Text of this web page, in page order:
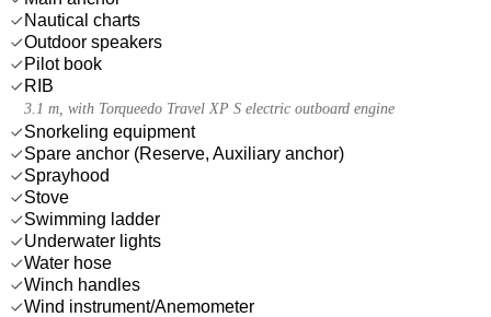
Nautical charts
Outdoor speakers
Pilot book
RIB
3.1 m, with Torqueedo Travel XP S electric outboard engine
Snorkeling equipment
Spare anchor (Reserve, Auxiliary anchor)
Sprayhood
Stove
Swimming ladder
Underwater lights
Water hose
Winch handles
Wind instrument/Anemometer